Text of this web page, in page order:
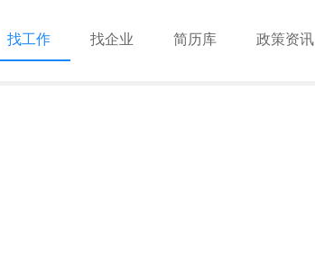
找工作 找企业 简历库 政策资讯